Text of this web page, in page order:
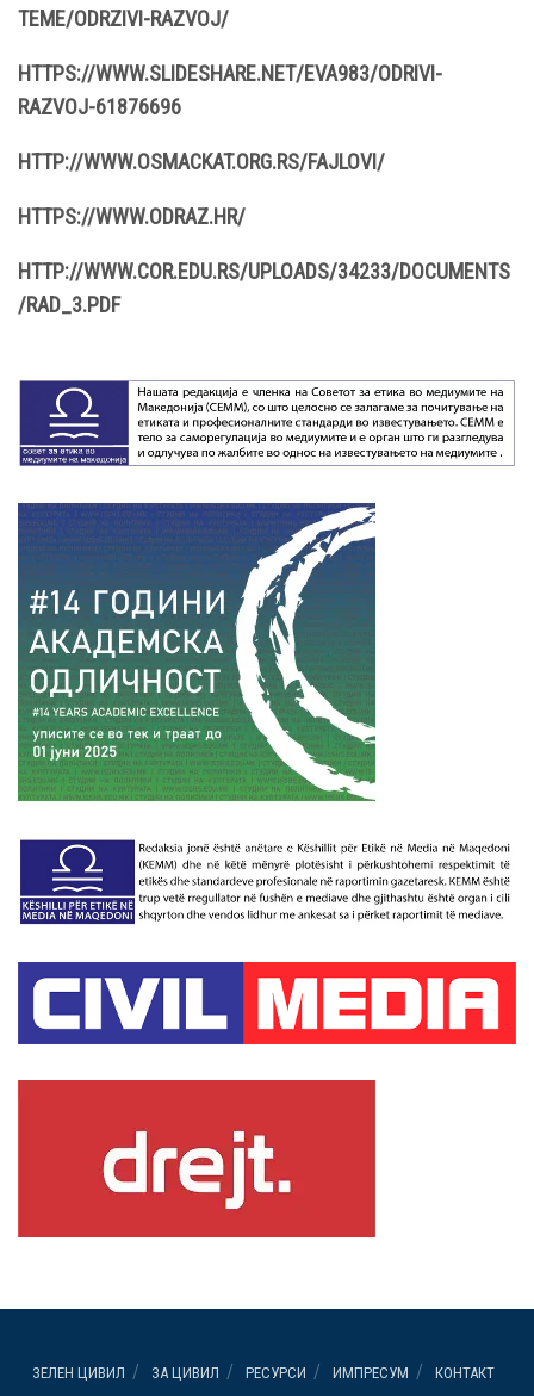
TEME/ODRZIVI-RAZVOJ/
HTTPS://WWW.SLIDESHARE.NET/EVA983/ODRIVI-
RAZVOJ-61876696
HTTP://WWW.OSMACKAT.ORG.RS/FAJLOVI/
HTTPS://WWW.ODRAZ.HR/
HTTP://WWW.COR.EDU.RS/UPLOADS/34233/DOCUMENTS
/RAD_3.PDF
ЗЕЛЕН ЦИВИЛ ЗА ЦИВИЛ РЕСУРСИ ИМПРЕСУМ КОНТАКТ